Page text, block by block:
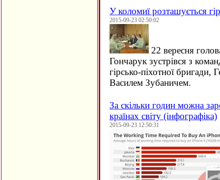
У коломиї розташується
2015-09-23 02:50:02
22 вересня
Гончарук зустрівся з
гірсько-піхотної бригади,
Василем Зубаничем.
За скільки годин можна
країнах світу (інфографіка)
2015-09-23 12:50:31